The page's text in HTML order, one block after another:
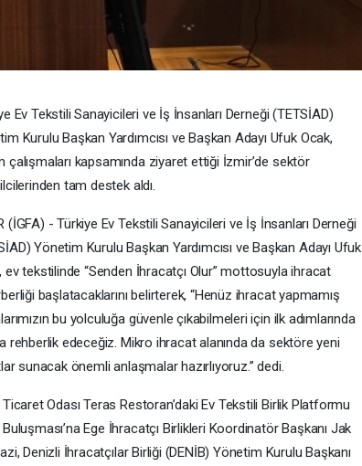
Ev Tekstili Sanayicileri ve İş İnsanları Derneği (TETSİAD)
Kurulu Başkan Yardımcısı ve Başkan Adayı Ufuk Ocak,
çalışmaları kapsamında ziyaret ettiği İzmir’de sektör
tam destek aldı.
(İGFA) - Türkiye Ev Tekstili Sanayicileri ve İş İnsanları Derneği
Yönetim Kurulu Başkan Yardımcısı ve Başkan Adayı Ufuk
ev tekstilinde “Senden İhracatçı Olur” mottosuyla ihracat
başlatacaklarını belirterek, “Henüz ihracat yapmamış
bu yolculuğa güvenle çıkabilmeleri için ilk adımlarında
rehberlik edeceğiz. Mikro ihracat alanında da sektöre yeni
sunacak önemli anlaşmalar hazırlıyoruz.” dedi.
Odası Teras Restoran’daki Ev Tekstili Birlik Platformu
Ege İhracatçı Birlikleri Koordinatör Başkanı Jak
Denizli İhracatçılar Birliği (DENİB) Yönetim Kurulu Başkanı